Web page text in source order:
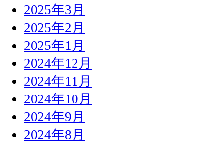
2025年3月
2025年2月
2025年1月
2024年12月
2024年11月
2024年10月
2024年9月
2024年8月